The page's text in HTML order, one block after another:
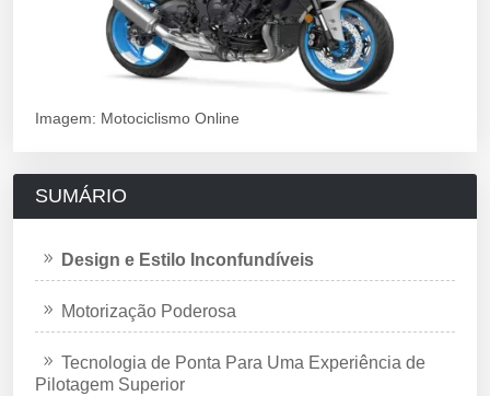
Imagem: Motociclismo Online
SUMÁRIO
Design e Estilo Inconfundíveis
Motorização Poderosa
Tecnologia de Ponta Para Uma Experiência de
Pilotagem Superior